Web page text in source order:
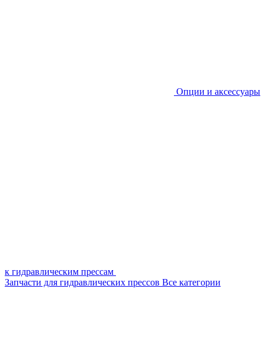
Опции и аксессуары
к гидравлическим прессам
Запчасти для гидравлических прессов Все категории